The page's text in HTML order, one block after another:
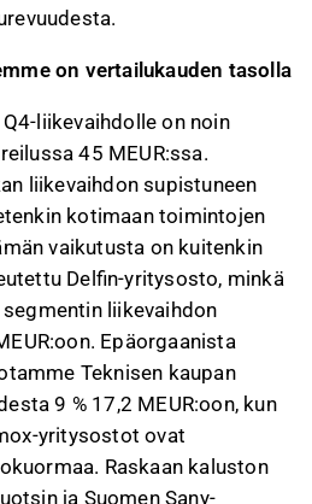
on vertailukauden tasolla
liikevaihdolle on noin
45 MEUR:ssa.
liikevaihdon supistuneen
kotimaan toimintojen
vaikutusta on kuitenkin
Delfin-yritysosto, minkä
liikevaihdon
Epäorgaanista
Teknisen kaupan
9 % 17,2 MEUR:oon, kun
yritysostot ovat
Raskaan kaluston
ja Suomen Sany-